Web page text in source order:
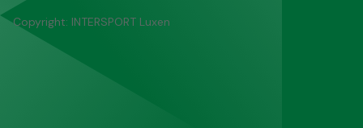
Copyright: INTERSPORT Luxen